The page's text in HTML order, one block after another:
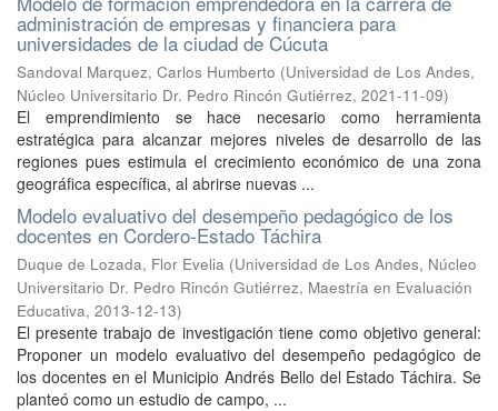
administración de empresas y financiera para
universidades de la ciudad de Cúcuta
Sandoval Marquez, Carlos Humberto (Universidad de Los Andes,
Núcleo Universitario Dr. Pedro Rincón Gutiérrez, 2021-11-09)
El emprendimiento se hace necesario como herramienta
estratégica para alcanzar mejores niveles de desarrollo de las
regiones pues estimula el crecimiento económico de una zona
geográfica específica, al abrirse nuevas ...
Modelo evaluativo del desempeño pedagógico de los
docentes en Cordero-Estado Táchira
Duque de Lozada, Flor Evelia (Universidad de Los Andes, Núcleo
Universitario Dr. Pedro Rincón Gutiérrez, Maestría en Evaluación
Educativa, 2013-12-13)
El presente trabajo de investigación tiene como objetivo general:
Proponer un modelo evaluativo del desempeño pedagógico de
los docentes en el Municipio Andrés Bello del Estado Táchira. Se
planteó como un estudio de campo, ...